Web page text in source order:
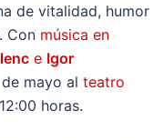
de vitalidad, humor
Con música en
e Igor
mayo al teatro
horas.